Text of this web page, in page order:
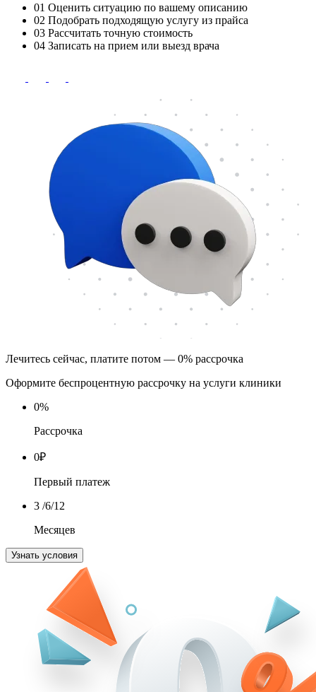
01 Оценить ситуацию по вашему описанию
02 Подобрать подходящую услугу из прайса
03 Рассчитать точную стоимость
04 Записать на прием или выезд врача
Лечитесь сейчас, платите потом — 0% рассрочка
Оформите беспроцентную рассрочку на услуги клиники
0%
Рассрочка
0₽
Первый платеж
3 /6/12
Месяцев
Узнать условия